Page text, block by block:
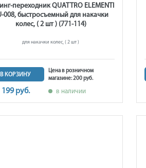
переходник QUATTRO ELEMENTI
008, быстросъемный для накачки
колес, ( 2 шт ) (771-114)
для накачки колес, ( 2 шт )
В КОРЗИНУ
199 руб.
Цена в розничном
магазине: 200 руб.
в наличии